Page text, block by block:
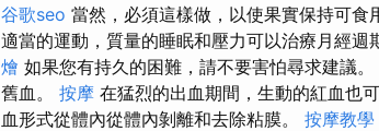
谷歌seo 當然，必須這樣做，以使果實保持可食
適當的運動，質量的睡眠和壓力可以治療月經週
燴 如果您有持久的困難，請不要害怕尋求建議。
舊血。 按摩 在猛烈的出血期間，生動的紅血也
血形式從體內從體內剝離和去除粘膜。 按摩教學